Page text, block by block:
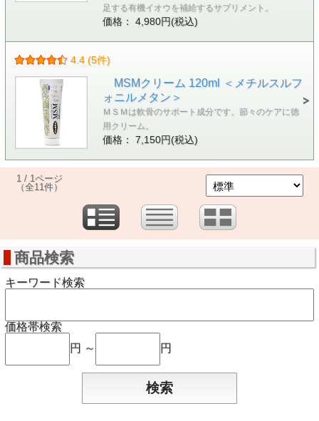
足する有機イオウを補給するサプリメント。
価格： 4,980円(税込)
4.4 (5件)
MSMクリーム 120ml ＜メチルスルフ
ォニルメタン＞
ＭＳＭは軟骨のサポート成分です。節々のケアに徳
用クリーム。
価格： 7,150円(税込)
1 / 1ページ
（全11件）
商品検索
キーワード検索
価格帯検索
円 ～
円